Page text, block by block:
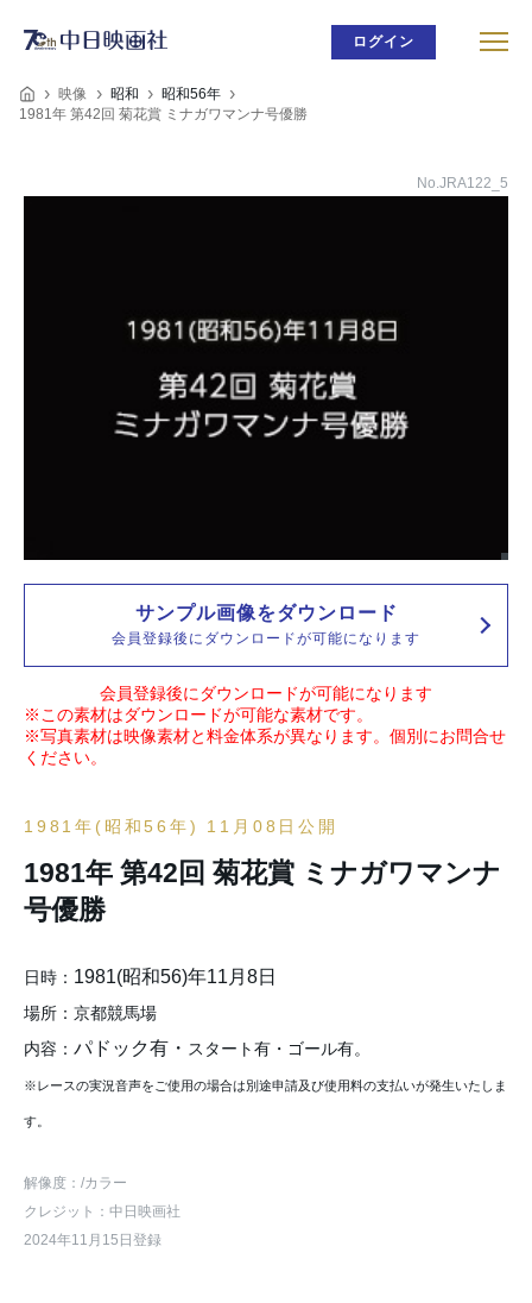
ログイン
映像 昭和
昭和56年
1981年 第42回 菊花賞 ミナガワマンナ号優勝
No.JRA122_5
サンプル画像をダウンロード
会員登録後にダウンロードが可能になります
会員登録後にダウンロードが可能になります
※この素材はダウンロードが可能な素材です。
※写真素材は映像素材と料金体系が異なります。個別にお問合せ
ください。
1981年(昭和56年) 11月08日公開
1981年 第42回 菊花賞 ミナガワマンナ
号優勝
日時： 1981(昭和56)年11月8日
場所：京都競馬場
内容： パドック有・ スタート有・ゴール有。
※レースの実況音声をご使用の場合は別途申請及び使用料の支払いが発生いたしま
す。
解像度： /カラー
クレジット：中日映画社
2024年11月15日登録